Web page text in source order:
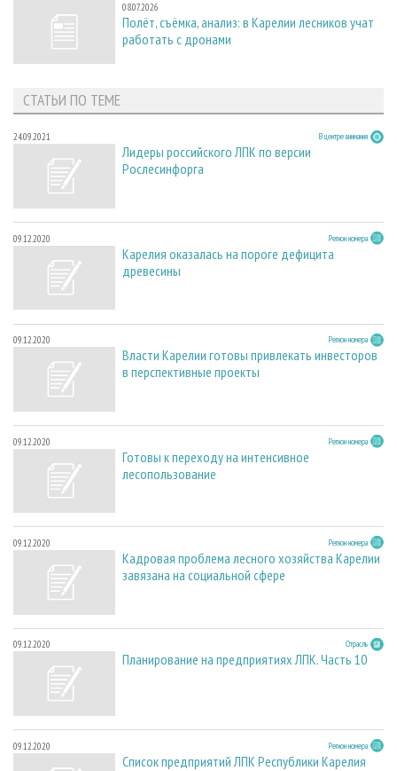
08.07.2026
Полёт, съёмка, анализ: в Карелии лесников учат
работать с дронами
СТАТЬИ ПО ТЕМЕ
24.09.2021 В центре внимания
Лидеры российского ЛПК по версии
Рослесинфорга
09.12.2020 Регион номера
Карелия оказалась на пороге дефицита
древесины
09.12.2020 Регион номера
Власти Карелии готовы привлекать инвесторов
в перспективные проекты
09.12.2020 Регион номера
Готовы к переходу на интенсивное
лесопользование
09.12.2020 Регион номера
Кадровая проблема лесного хозяйства Карелии
завязана на социальной сфере
09.12.2020 Отрасль
Планирование на предприятиях ЛПК. Часть 10
09.12.2020 Регион номера
Список предприятий ЛПК Республики Карелия